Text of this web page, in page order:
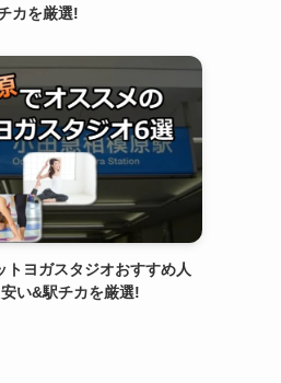
カを厳選!
トヨガスタジオおすすめ人
い&駅チカを厳選!